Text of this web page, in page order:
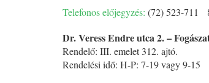
Telefonos előjegyzés: (72) 523-711
Dr. Veress Endre utca 2. –
Rendelő: III. emelet 312. ajtó.
Rendelési idő: H-P: 7-19 vagy 9-15